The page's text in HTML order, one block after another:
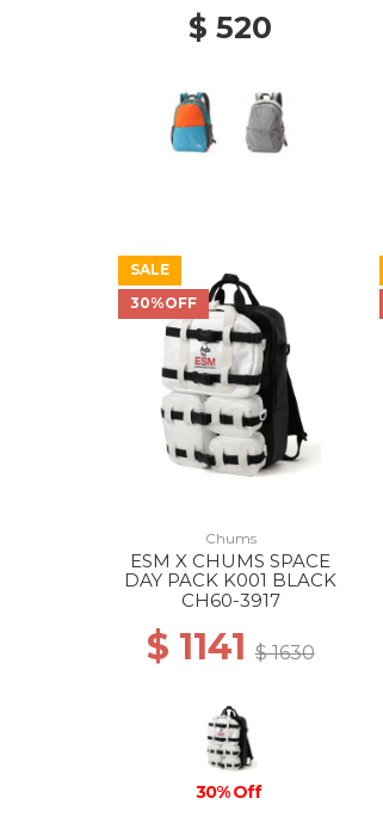
$ 520
SALE
30%OFF
Chums
ESM X CHUMS SPACE
DAY PACK K001 BLACK
CH60-3917
$ 1141$ 1630
30% Off